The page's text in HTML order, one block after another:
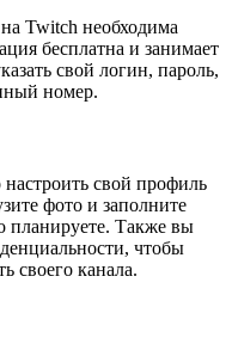
Twitch необходима
бесплатна и занимает
свой логин, пароль,
номер.
свой профиль
фото и заполните
планируете. Также вы
чтобы
своего канала.